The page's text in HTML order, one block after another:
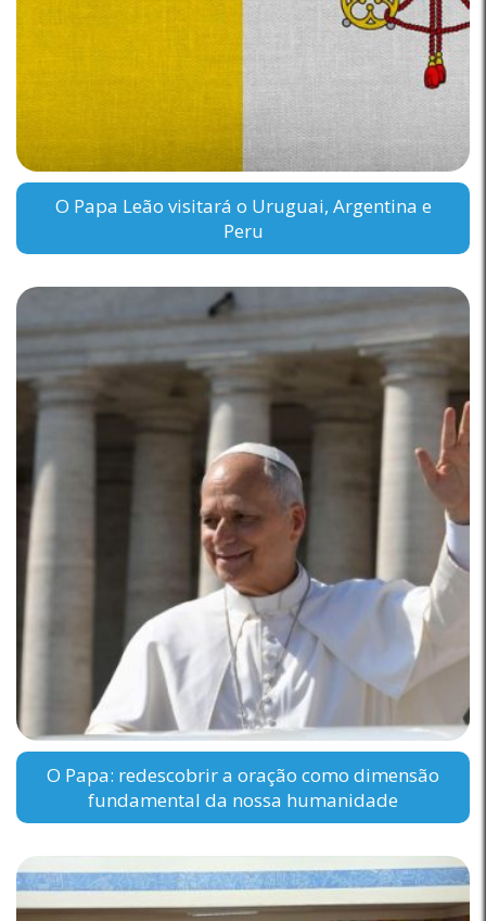
O Papa Leão visitará o Uruguai, Argentina e
Peru
O Papa: redescobrir a oração como dimensão
fundamental da nossa humanidade